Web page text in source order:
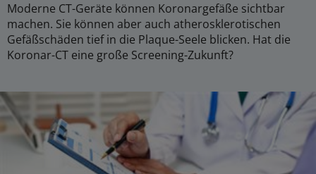
Moderne CT-Geräte können Koronargefäße sichtbar
machen. Sie können aber auch atherosklerotischen
Gefäßschäden tief in die Plaque-Seele blicken. Hat die
Koronar-CT eine große Screening-Zukunft?